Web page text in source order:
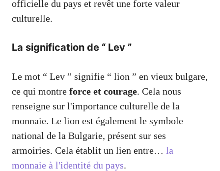
officielle du pays et revêt une forte valeur
culturelle.
La signification de “ Lev ”
Le mot “ Lev ” signifie “ lion ” en vieux bulgare,
ce qui montre force et courage. Cela nous
renseigne sur l'importance culturelle de la
monnaie. Le lion est également le symbole
national de la Bulgarie, présent sur ses
armoiries. Cela établit un lien entre… la
monnaie à l'identité du pays.